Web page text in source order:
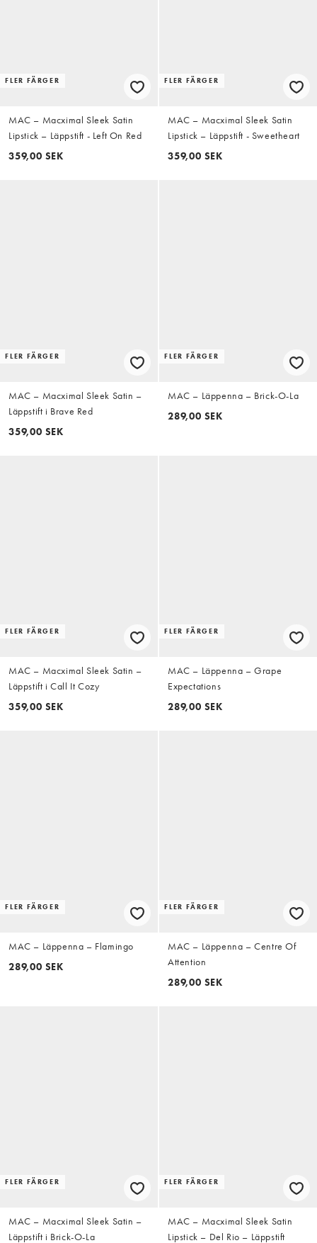
FLER FÄRGER
MAC – Macximal Sleek Satin
Lipstick – Läppstift - Left On Red
359,00 SEK
FLER FÄRGER
MAC – Macximal Sleek Satin
Lipstick – Läppstift - Sweetheart
359,00 SEK
FLER FÄRGER
MAC – Macximal Sleek Satin –
Läppstift i Brave Red
359,00 SEK
FLER FÄRGER
MAC – Läppenna – Brick-O-La
289,00 SEK
FLER FÄRGER
MAC – Macximal Sleek Satin –
Läppstift i Call It Cozy
359,00 SEK
FLER FÄRGER
MAC – Läppenna – Grape
Expectations
289,00 SEK
FLER FÄRGER
MAC – Läppenna – Flamingo
289,00 SEK
FLER FÄRGER
MAC – Läppenna – Centre Of
Attention
289,00 SEK
FLER FÄRGER
MAC – Macximal Sleek Satin –
Läppstift i Brick-O-La
FLER FÄRGER
MAC – Macximal Sleek Satin
Lipstick – Del Rio – Läppstift